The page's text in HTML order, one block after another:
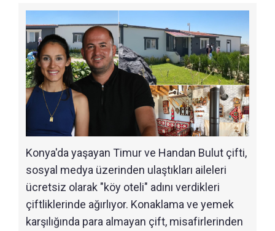
Konya'da yaşayan Timur ve Handan Bulut çifti,
sosyal medya üzerinden ulaştıkları aileleri
ücretsiz olarak "köy oteli" adını verdikleri
çiftliklerinde ağırlıyor. Konaklama ve yemek
karşılığında para almayan çift, misafirlerinden